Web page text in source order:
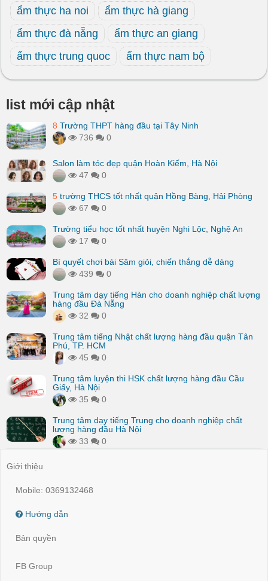
ẩm thực ha noi
ẩm thực hà giang
ẩm thực đà nẵng
ẩm thực an giang
ẩm thực trung quoc
ẩm thực nam bộ
list mới cập nhật
8 Trường THPT hàng đầu tại Tây Ninh
736
0
Salon làm tóc đẹp quận Hoàn Kiếm, Hà Nội
47
0
5 trường THCS tốt nhất quận Hồng Bàng, Hải Phòng
67
0
Trường tiểu học tốt nhất huyện Nghi Lộc, Nghệ An
17
0
Bí quyết chơi bài Sâm giỏi, chiến thắng dễ dàng
439
0
Trung tâm dạy tiếng Hàn cho doanh nghiệp chất lượng
hàng đầu Đà Nẵng
32
0
Trung tâm tiếng Nhật chất lượng hàng đầu quận Tân
Phú, TP. HCM
45
0
Trung tâm luyện thi HSK chất lượng hàng đầu Cầu
Giấy, Hà Nội
35
0
Trung tâm dạy tiếng Trung cho doanh nghiệp chất
lượng hàng đầu Hà Nội
33
0
Giới thiệu
Mobile: 0369132468
Hướng dẫn
Bản quyền
FB Group